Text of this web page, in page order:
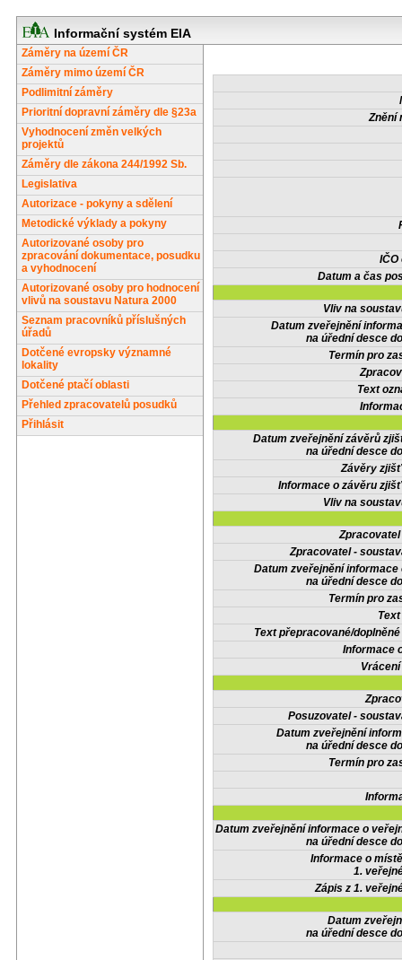
Informační systém EIA
Záměry na území ČR
Záměry mimo území ČR
Podlimitní záměry
Prioritní dopravní záměry dle §23a
Vyhodnocení změn velkých
projektů
Záměry dle zákona 244/1992 Sb.
Legislativa
Autorizace - pokyny a sdělení
Metodické výklady a pokyny
Autorizované osoby pro
zpracování dokumentace, posudku
a vyhodnocení
Autorizované osoby pro hodnocení
vlivů na soustavu Natura 2000
Seznam pracovníků příslušných
úřadů
Dotčené evropsky významné
lokality
Dotčené ptačí oblasti
Přehled zpracovatelů posudků
Přihlásit
Znění
IČO
Datum a čas
Vliv na
Datum zveřejnění
na úřední desce
Termín pro
Text
Datum zveřejnění závěrů
na úřední desce
Závěry
Informace o závěru
Vliv na
Zpracovatel -
Datum zveřejnění informace
na úřední desce
Termín pro
Text přepracované/
Informace
Posuzovatel -
Datum zveřejnění
na úřední desce
Termín pro
Datum zveřejnění informace o
na úřední desce
Informace o
1.
Zápis z 1.
Datum
na úřední desce